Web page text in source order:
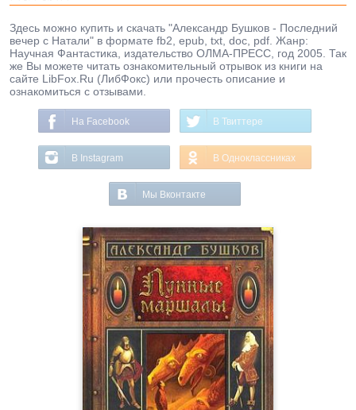
Здесь можно купить и скачать "Александр Бушков - Последний
вечер с Натали" в формате fb2, epub, txt, doc, pdf. Жанр:
Научная Фантастика, издательство ОЛМА-ПРЕСС, год 2005. Так
же Вы можете читать ознакомительный отрывок из книги на
сайте LibFox.Ru (ЛибФокс) или прочесть описание и
ознакомиться с отзывами.
На Facebook В Твиттере
В Instagram В Одноклассниках
Мы Вконтакте